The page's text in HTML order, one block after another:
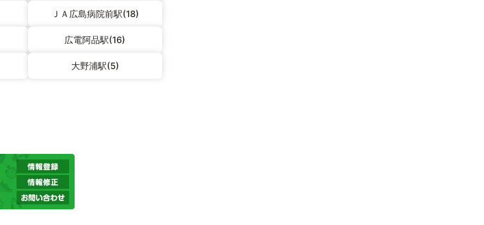
ＪＡ広島病院前駅(18)
広電阿品駅(16)
大野浦駅(5)